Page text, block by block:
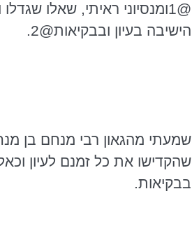
@1ומנסיוני ראיתי, שאלו שגדלו ועשו פרי הם אלו שעיקר עסקם בתורה היה
הישיבה בעיון ובבקיאות@2 .
שמעתי מהגאון רבי מנחם בן
שהקדישו את כל זמנם לעיון
בבקיאות.